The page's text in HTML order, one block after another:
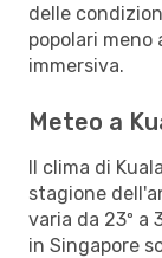
delle
popolari
immersiva.
Meteo a
Il clima di
stagione
varia da 23º a
in Singapore